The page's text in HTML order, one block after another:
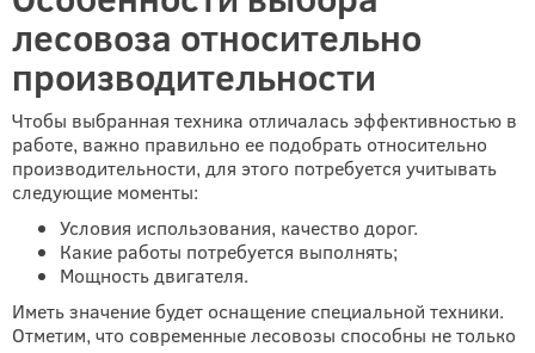
лесовоза относительно
производительности
Чтобы выбранная техника отличалась эффективностью в
работе, важно правильно ее подобрать относительно
производительности, для этого потребуется учитывать
следующие моменты:
Условия использования, качество дорог.
Какие работы потребуется выполнять;
Мощность двигателя.
Иметь значение будет оснащение специальной техники.
Отметим, что современные лесовозы способны не только